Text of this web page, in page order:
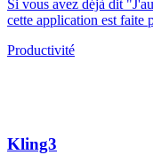
Si vous avez déjà dit
cette application est faite
Productivité
Kling3